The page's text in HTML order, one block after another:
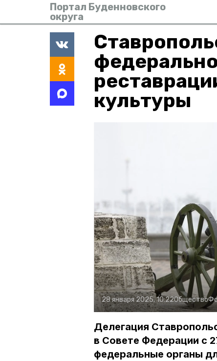
Портал Буденновского
округа
культуры
28 января 2025, 10:22Общество
Делегация
в Совете Федерации с
федеральные органы